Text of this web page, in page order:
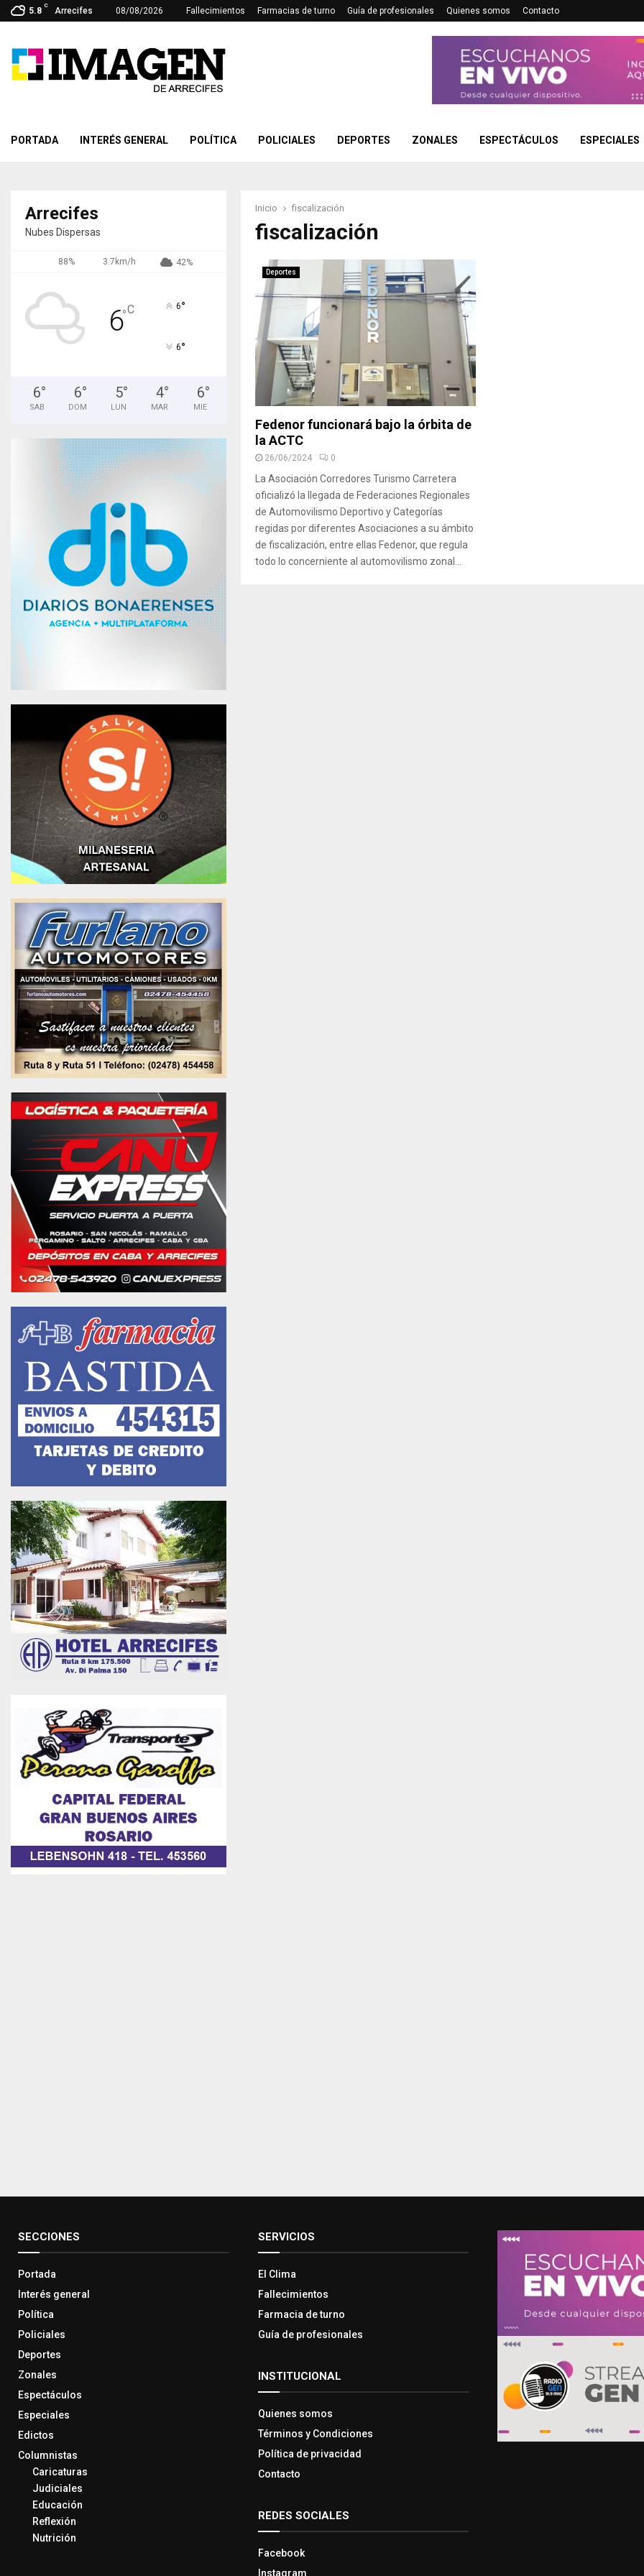
5.8
C
Arrecifes 08/08/2026 Fallecimientos Farmacias de turno Guía de profesionales Quienes somos Contacto
PORTADA INTERÉS GENERAL POLÍTICA POLICIALES DEPORTES ZONALES ESPECTÁCULOS ESPECIALES
Inicio fiscalización
fiscalización
Deportes
Fedenor funcionará bajo la órbita de
la ACTC
26/06/2024 0
La Asociación Corredores Turismo Carretera
oficializó la llegada de Federaciones Regionales
de Automovilismo Deportivo y Categorías
regidas por diferentes Asociaciones a su ámbito
de fiscalización, entre ellas Fedenor, que regula
todo lo concerniente al automovilismo zonal...
Arrecifes
Nubes Dispersas
88% 3.7km/h 42%
6°C 6°
6°
6°
SAB
6°
DOM
5°
LUN
4°
MAR
6°
MIE
SECCIONES
Portada
Interés general
Política
Policiales
Deportes
Zonales
Espectáculos
Especiales
Edictos
Columnistas
Caricaturas
Judiciales
Educación
Reflexión
Nutrición
SERVICIOS
El Clima
Fallecimientos
Farmacia de turno
Guía de profesionales
INSTITUCIONAL
Quienes somos
Términos y Condiciones
Política de privacidad
Contacto
REDES SOCIALES
Facebook
Instagram